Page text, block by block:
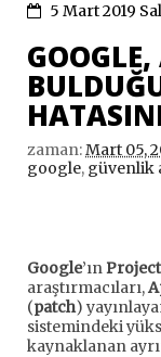
5 Mart 2019
zaman:Mart 05,
google, güvenlik
Google’ın
araştırmacıları,
(patch)
sistemindeki
kaynaklanan